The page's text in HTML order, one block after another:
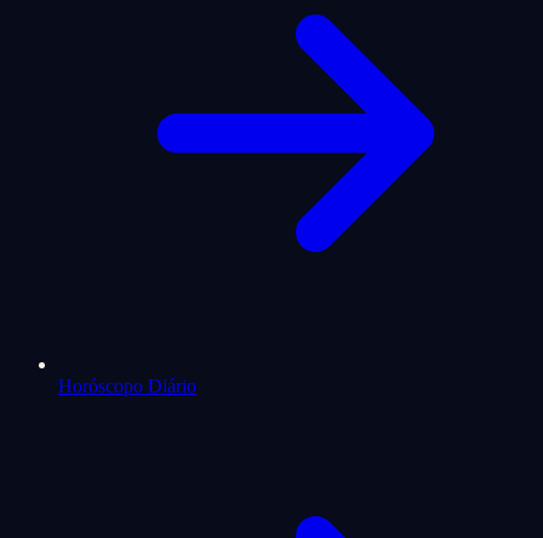
Horóscopo Diário